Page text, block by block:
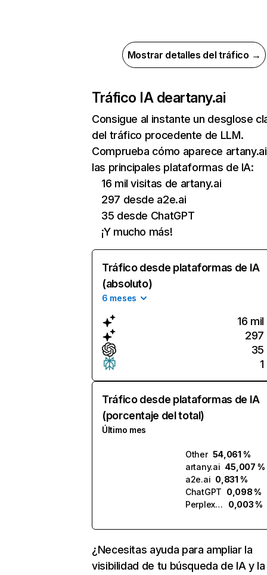
Mostrar detalles del tráfico →
Tráfico IA deartany.ai
Consigue al instante un desglose
del tráfico procedente de LLM.
Comprueba cómo aparece
las principales plataformas de IA:
16 mil visitas de artany.ai
297 desde a2e.ai
35 desde ChatGPT
¡Y mucho más!
Tráfico desde plataformas de IA
(absoluto)
6 meses
16 mil
297
35
1
Tráfico desde plataformas de IA
(porcentaje del total)
Último mes
Other 54,061 %
artany.ai 45,007 %
a2e.ai 0,831 %
ChatGPT 0,098 %
Perplexity
0,003 %
¿Necesitas ayuda para ampliar la
visibilidad de tu búsqueda de IA y la